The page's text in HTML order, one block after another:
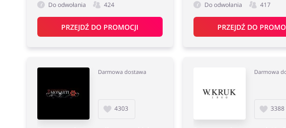
Do odwołania 424
PRZEJDŹ DO PROMOCJI
Do odwołania 417
PRZEJDŹ DO
Darmowa dostawa
4303
Darmowa
3388